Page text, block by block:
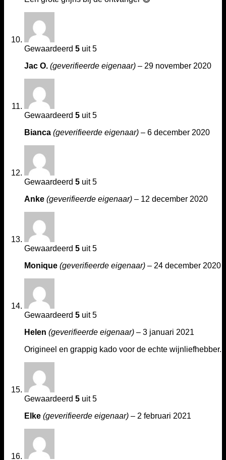
Gewaardeerd 5 uit 5
Jac O. (geverifieerde eigenaar) – 29 november 2020
Gewaardeerd 5 uit 5
Bianca (geverifieerde eigenaar) – 6 december 2020
Gewaardeerd 5 uit 5
Anke (geverifieerde eigenaar) – 12 december 2020
Gewaardeerd 5 uit 5
Monique (geverifieerde eigenaar) – 24 december 2020
Gewaardeerd 5 uit 5
Helen (geverifieerde eigenaar) – 3 januari 2021
Origineel en grappig kado voor de echte wijnliefhebber.
Gewaardeerd 5 uit 5
Elke (geverifieerde eigenaar) – 2 februari 2021